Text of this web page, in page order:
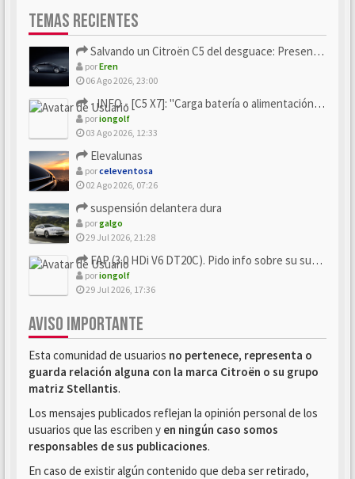
TEMAS RECIENTES
Salvando un Citroën C5 del desguace: Presentación y seguimiento
porEren
06 Ago 2026, 23:00
- INFO - [C5 X7]: "Carga batería o alimentación eléctri...
poriongolf
03 Ago 2026, 12:33
Elevalunas
porceleventosa
02 Ago 2026, 07:26
suspensión delantera dura
porgalgo
29 Jul 2026, 21:28
FAP (3.0 HDi V6 DT20C). Pido info sobre su sustitución
poriongolf
29 Jul 2026, 17:36
AVISO IMPORTANTE
Esta comunidad de usuarios no pertenece, representa o
guarda relación alguna con la marca Citroën o su grupo
matriz Stellantis.
Los mensajes publicados reflejan la opinión personal de los
usuarios que las escriben y en ningún caso somos
responsables de sus publicaciones.
En caso de existir algún contenido que deba ser retirado,